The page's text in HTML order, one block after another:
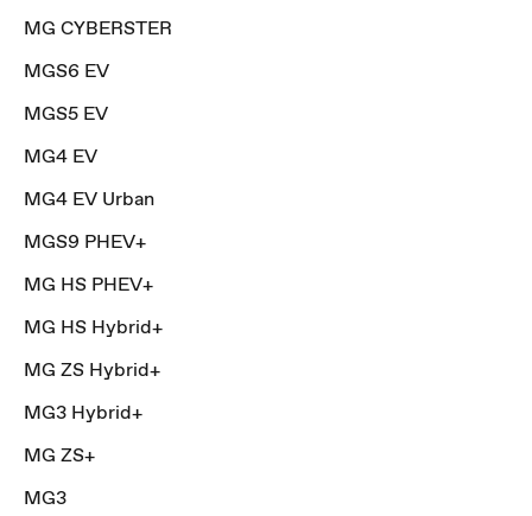
MG CYBERSTER
MGS6 EV
MGS5 EV
MG4 EV
MG4 EV Urban
MGS9 PHEV+
MG HS PHEV+
MG HS Hybrid+
MG ZS Hybrid+
MG3 Hybrid+
MG ZS+
MG3